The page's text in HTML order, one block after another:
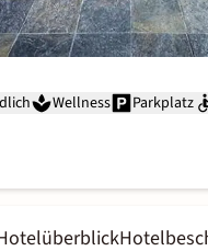
Wellness Parkplatz